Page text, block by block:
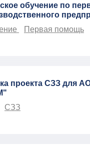
обучение по
Первая помощь
проекта СЗЗ для
СЗЗ